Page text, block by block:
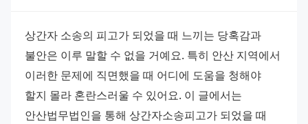
상간자 소송의 피고가 되었을 때 느끼는 당혹감과
불안은 이루 말할 수 없을 거예요. 특히 안산 지역에서
이러한 문제에 직면했을 때 어디에 도움을 청해야
할지 몰라 혼란스러울 수 있어요. 이 글에서는
안산법무법인을 통해 상간자소송피고가 되었을 때